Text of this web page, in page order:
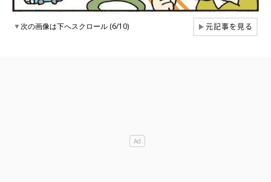
▼次の画像は下へスクロール (6/10) ▶元記事を見る